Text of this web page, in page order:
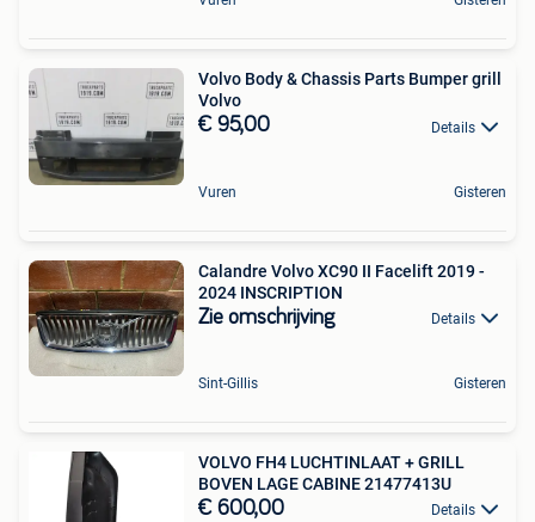
Volvo Body & Chassis Parts Bumper grill
Volvo
€ 95,00 Details
Vuren Gisteren
Calandre Volvo XC90 II Facelift 2019 -
2024 INSCRIPTION
Zie omschrijving Details
Sint-Gillis Gisteren
VOLVO FH4 LUCHTINLAAT + GRILL
BOVEN LAGE CABINE 21477413U
€ 600,00 Details